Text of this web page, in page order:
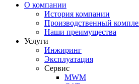
О компании
История компании
Производственный
Наши преимущества
Услуги
Инжиринг
Эксплуатация
Сервис
MWM